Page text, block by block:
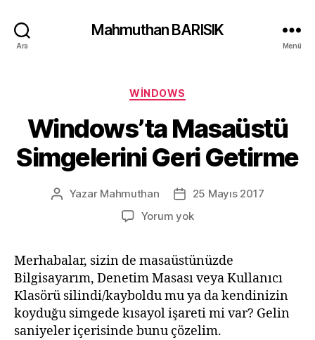
Ara
Mahmuthan BARISIK
Menü
Kategoriler
WINDOWS
Windows’ta Masaüstü
Simgelerini Geri Getirme
Yazının
Yazar Mahmuthan
Yazı
tarihi
25 Mayıs 2017
Yorum yokWindows’ta
Geri
Getirme
Merhabalar, sizin de masaüstünüzde
Bilgisayarım, Denetim Masası veya Kullanıcı
Klasörü silindi/kayboldu mu ya da kendinizin
koyduğu simgede kısayol işareti mi var? Gelin
saniyeler içerisinde bunu çözelim.